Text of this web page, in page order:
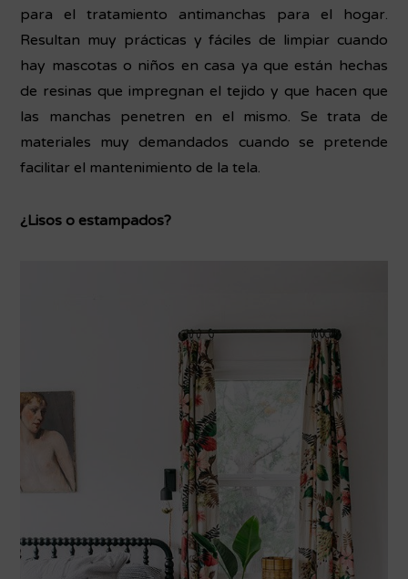
para el tratamiento antimanchas para el hogar.
Resultan muy prácticas y fáciles de limpiar cuando
hay mascotas o niños en casa ya que están hechas
de resinas que impregnan el tejido y que hacen que
las manchas penetren en el mismo. Se trata de
materiales muy demandados cuando se pretende
facilitar el mantenimiento de la tela.
¿Lisos o estampados?